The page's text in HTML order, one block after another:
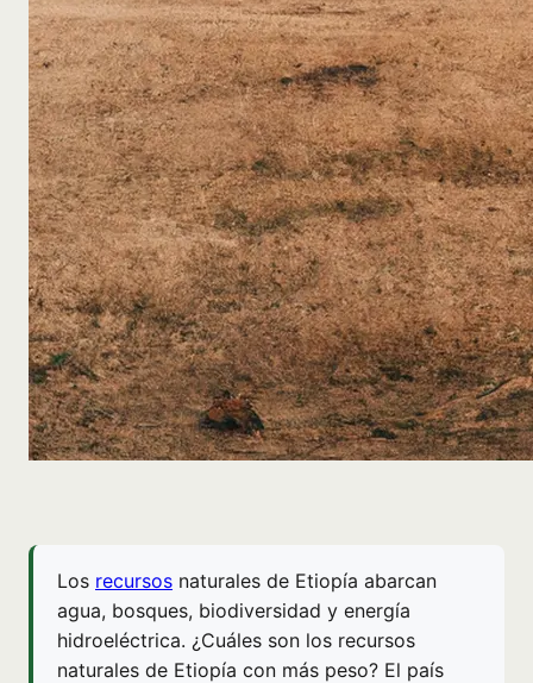
Los recursos naturales de Etiopía abarcan
agua, bosques, biodiversidad y energía
hidroeléctrica. ¿Cuáles son los recursos
naturales de Etiopía con más peso? El país